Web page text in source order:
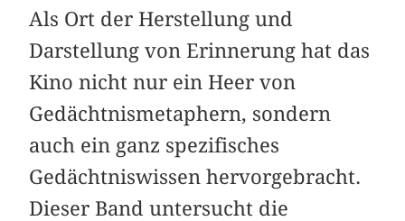
Als Ort der Herstellung und
Darstellung von Erinnerung hat das
Kino nicht nur ein Heer von
Gedächtnismetaphern, sondern
auch ein ganz spezifisches
Gedächtniswissen hervorgebracht.
Dieser Band untersucht die